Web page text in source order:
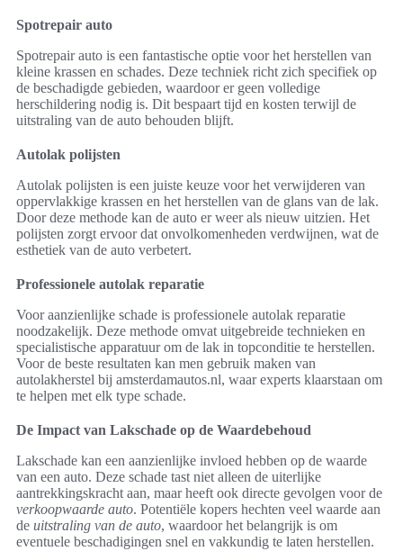
Spotrepair auto
Spotrepair auto is een fantastische optie voor het herstellen van
kleine krassen en schades. Deze techniek richt zich specifiek op
de beschadigde gebieden, waardoor er geen volledige
herschildering nodig is. Dit bespaart tijd en kosten terwijl de
uitstraling van de auto behouden blijft.
Autolak polijsten
Autolak polijsten is een juiste keuze voor het verwijderen van
oppervlakkige krassen en het herstellen van de glans van de lak.
Door deze methode kan de auto er weer als nieuw uitzien. Het
polijsten zorgt ervoor dat onvolkomenheden verdwijnen, wat de
esthetiek van de auto verbetert.
Professionele autolak reparatie
Voor aanzienlijke schade is professionele autolak reparatie
noodzakelijk. Deze methode omvat uitgebreide technieken en
specialistische apparatuur om de lak in topconditie te herstellen.
Voor de beste resultaten kan men gebruik maken van
autolakherstel bij amsterdamautos.nl, waar experts klaarstaan om
te helpen met elk type schade.
De Impact van Lakschade op de Waardebehoud
Lakschade kan een aanzienlijke invloed hebben op de waarde
van een auto. Deze schade tast niet alleen de uiterlijke
aantrekkingskracht aan, maar heeft ook directe gevolgen voor de
verkoopwaarde auto. Potentiële kopers hechten veel waarde aan
de uitstraling van de auto, waardoor het belangrijk is om
eventuele beschadigingen snel en vakkundig te laten herstellen.